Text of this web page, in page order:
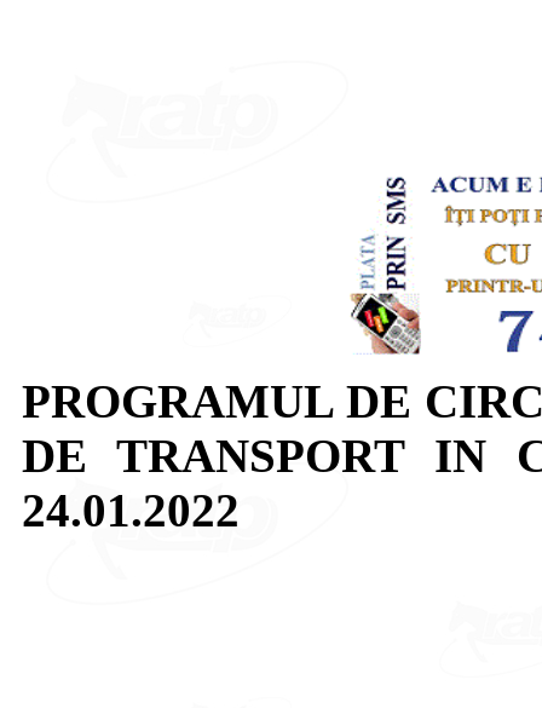
PROGRAMUL DE
DE TRANSPORT IN
24.01.2022